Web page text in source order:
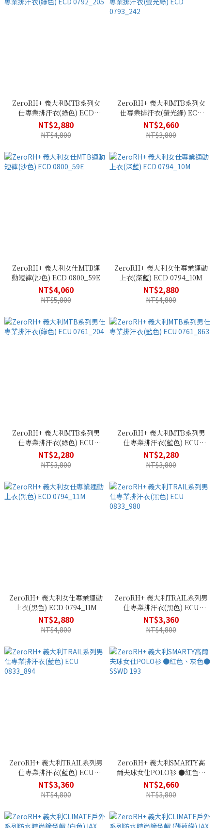
ZeroRH+ 義大利MTB系列女
仕專業排汗衣(綠色) ECD
0792_205
NT$2,880
NT$4,800
ZeroRH+ 義大利MTB系列女
仕專業排汗衣(螢光綠) ECD
0793_242
NT$2,660
NT$3,800
ZeroRH+ 義大利女仕MTB運
動短褲(沙色) ECD 0800_59E
NT$4,060
NT$5,800
ZeroRH+ 義大利女仕專業運動
上衣(深藍) ECD 0794_10M
NT$2,880
NT$4,800
ZeroRH+ 義大利MTB系列男
仕專業排汗衣(綠色) ECU
0761_204
NT$2,280
NT$3,800
ZeroRH+ 義大利MTB系列男
仕專業排汗衣(藍色) ECU
0761_863
NT$2,280
NT$3,800
ZeroRH+ 義大利女仕專業運動
上衣(黑色) ECD 0794_11M
NT$2,880
NT$4,800
ZeroRH+ 義大利TRAIL系列男
仕專業排汗衣(黑色) ECU
0833_980
NT$3,360
NT$4,800
ZeroRH+ 義大利TRAIL系列男
仕專業排汗衣(藍色) ECU
0833_894
NT$3,360
NT$4,800
ZeroRH+ 義大利SMARTY高
爾夫球女仕POLO衫 ●紅色、
灰色● SSWD 193
NT$2,660
NT$3,800